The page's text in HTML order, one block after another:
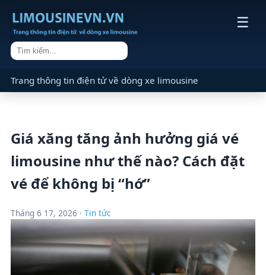
☰
Trang thông tin điện tử về dòng xe limousine
Giá xăng tăng ảnh hưởng giá vé
limousine như thế nào? Cách đặt
vé để không bị “hớ”
Tháng 6 17, 2026 · Tin tức